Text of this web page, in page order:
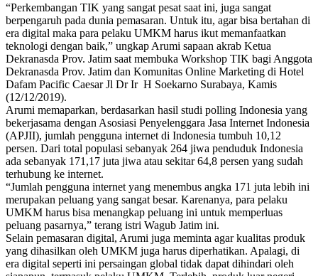
“Perkembangan TIK yang sangat pesat saat ini, juga sangat
berpengaruh pada dunia pemasaran. Untuk itu, agar bisa bertahan di
era digital maka para pelaku UMKM harus ikut memanfaatkan
teknologi dengan baik,” ungkap Arumi sapaan akrab Ketua
Dekranasda Prov. Jatim saat membuka Workshop TIK bagi Anggota
Dekranasda Prov. Jatim dan Komunitas Online Marketing di Hotel
Dafam Pacific Caesar Jl Dr Ir H Soekarno Surabaya, Kamis
(12/12/2019).
Arumi memaparkan, berdasarkan hasil studi polling Indonesia yang
bekerjasama dengan Asosiasi Penyelenggara Jasa Internet Indonesia
(APJII), jumlah pengguna internet di Indonesia tumbuh 10,12
persen. Dari total populasi sebanyak 264 jiwa penduduk Indonesia
ada sebanyak 171,17 juta jiwa atau sekitar 64,8 persen yang sudah
terhubung ke internet.
“Jumlah pengguna internet yang menembus angka 171 juta lebih ini
merupakan peluang yang sangat besar. Karenanya, para pelaku
UMKM harus bisa menangkap peluang ini untuk memperluas
peluang pasarnya,” terang istri Wagub Jatim ini.
Selain pemasaran digital, Arumi juga meminta agar kualitas produk
yang dihasilkan oleh UMKM juga harus diperhatikan. Apalagi, di
era digital seperti ini persaingan global tidak dapat dihindari oleh